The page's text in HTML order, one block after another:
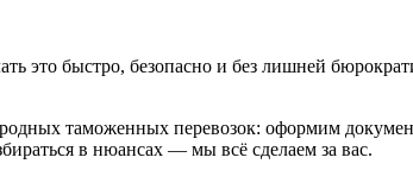
это быстро, безопасно и без лишней
таможенных перевозок: оформим
в нюансах — мы всё сделаем за вас.